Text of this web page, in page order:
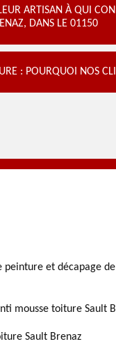
ARTISAN À QUI
DANS LE 01150
: POURQUOI NOS
peinture et décapage
mousse toiture Sault
Sault Brenaz